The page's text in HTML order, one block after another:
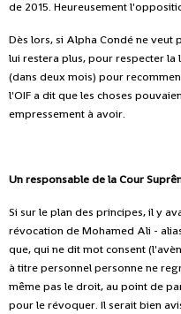
de 2015. Heureusement
Dès lors, si Alpha Condé ne veut
lui restera plus, pour respecter
(dans deux mois) pour
l'OIF a dit que les choses
empressement à avoir.
Un responsable de la Cour
Si sur le plan des principes, il y
révocation de Mohamed Ali -
que, qui ne dit mot consent
à titre personnel personne ne
même pas le droit, au point de
pour le révoquer. Il serait bien